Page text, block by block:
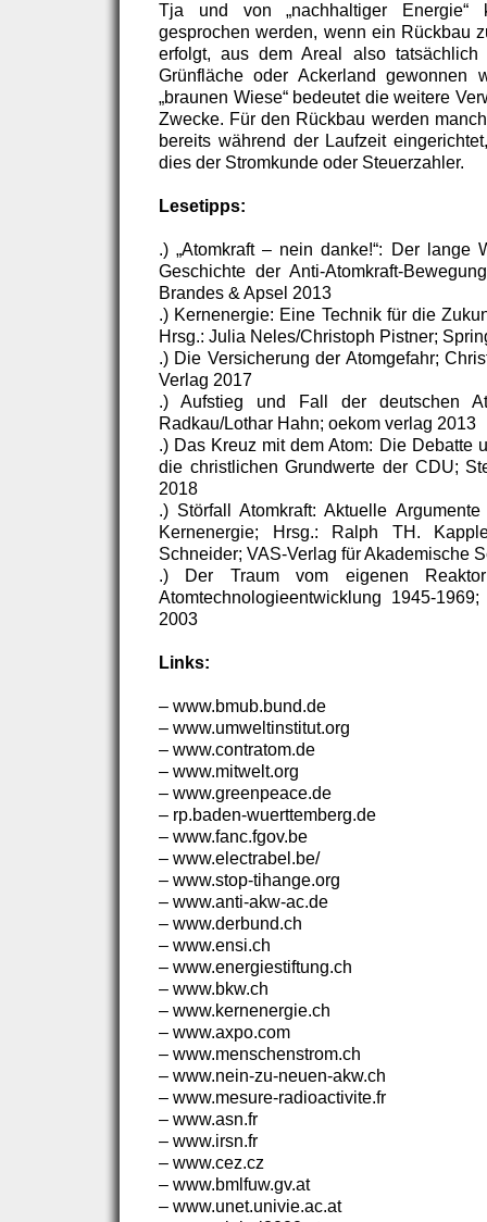
Tja und von „nachhaltiger
gesprochen werden, wenn ein Rückbau
erfolgt, aus dem Areal also tatsächlich
Grünfläche oder Ackerland gewonnen
„braunen Wiese“ bedeutet die weitere
Zwecke. Für den Rückbau werden
bereits während der Laufzeit
dies der Stromkunde oder Steuerzahler.
Lesetipps:
.) „Atomkraft – nein danke!“: Der lange
Geschichte der Anti-Atomkraft-
Brandes & Apsel 2013
.) Kernenergie: Eine Technik für die
Hrsg.: Julia Neles/Christoph Pistner;
.) Die Versicherung der Atomgefahr;
Verlag 2017
.) Aufstieg und Fall der deutschen
Radkau/Lothar Hahn; oekom verlag 2013
.) Das Kreuz mit dem Atom: Die Debatte
die christlichen Grundwerte der CDU;
2018
.) Störfall Atomkraft: Aktuelle
Kernenergie; Hrsg.: Ralph TH.
Schneider; VAS-Verlag für Akademische
.) Der Traum vom eigenen
Atomtechnologieentwicklung 1945-
2003
Links:
– www.bmub.bund.de
– www.umweltinstitut.org
– www.contratom.de
– www.mitwelt.org
– www.greenpeace.de
– rp.baden-wuerttemberg.de
– www.fanc.fgov.be
– www.electrabel.be/
– www.stop-tihange.org
– www.anti-akw-ac.de
– www.derbund.ch
– www.ensi.ch
– www.energiestiftung.ch
– www.bkw.ch
– www.kernenergie.ch
– www.axpo.com
– www.menschenstrom.ch
– www.nein-zu-neuen-akw.ch
– www.mesure-radioactivite.fr
– www.asn.fr
– www.irsn.fr
– www.cez.cz
– www.bmlfuw.gv.at
– www.unet.univie.ac.at